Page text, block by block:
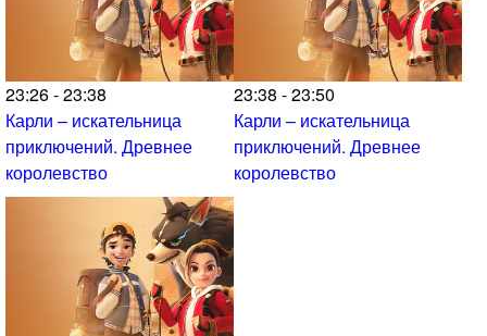
23:26 - 23:38
Карли – искательница
приключений. Древнее
королевство
23:38 - 23:50
Карли – искательница
приключений. Древнее
королевство